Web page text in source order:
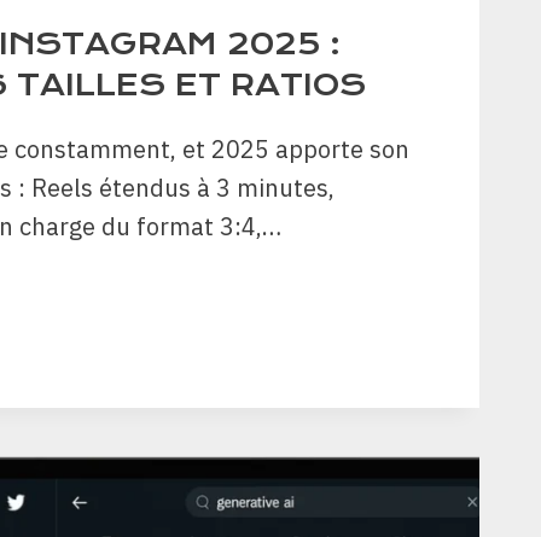
2025 :
TAILLES ET RATIOS
constamment, et 2025 apporte son
: Reels étendus à 3 minutes,
charge du format 3:4,…